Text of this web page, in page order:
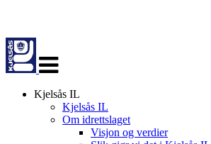
navigasjon
Kjelsås IL
Kjelsås IL
Om idrettslaget
Visjon og verdier